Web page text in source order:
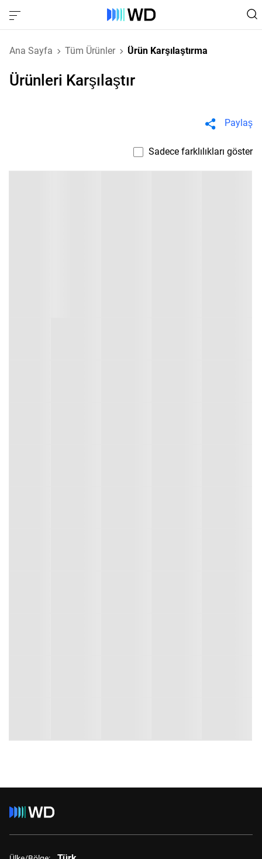
Ana Sayfa Tüm Ürünler Ürün Karşılaştırma
Ürünleri Karşılaştır
Paylaş
Sadece farklılıkları göster